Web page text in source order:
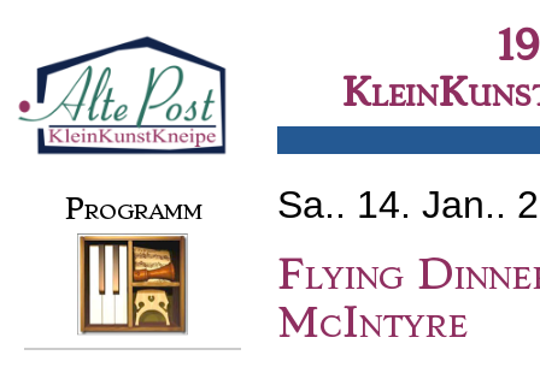
Secondary menu
Sa.. 14. Jan..
Flying
McIntyre
Programm